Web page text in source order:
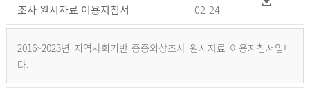
조사 원시자료 이용지침서
02-24
2016~2023년 지역사회기반 중증외상조사 원시자료 이용지침서입니
다.